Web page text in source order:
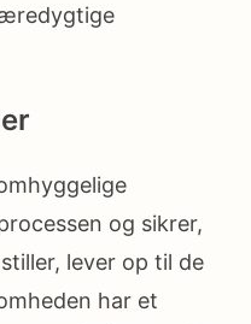
og sikrer,
lever op til de
har et